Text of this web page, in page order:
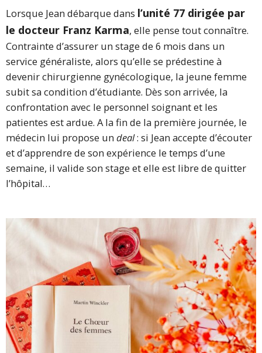
Lorsque Jean débarque dans l’unité 77 dirigée par
le docteur Franz Karma, elle pense tout connaître.
Contrainte d’assurer un stage de 6 mois dans un
service généraliste, alors qu’elle se prédestine à
devenir chirurgienne gynécologique, la jeune femme
subit sa condition d’étudiante. Dès son arrivée, la
confrontation avec le personnel soignant et les
patientes est ardue. A la fin de la première journée, le
médecin lui propose un deal: si Jean accepte d’écouter
et d’apprendre de son expérience le temps d’une
semaine, il valide son stage et elle est libre de quitter
l’hôpital…